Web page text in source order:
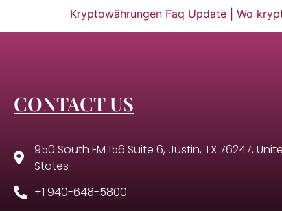
Kryptowährungen Faq Update | Wo
CONTACT US
950 South FM 156 Suite 6, Justin, TX 76247,
States
+1 940-648-5800